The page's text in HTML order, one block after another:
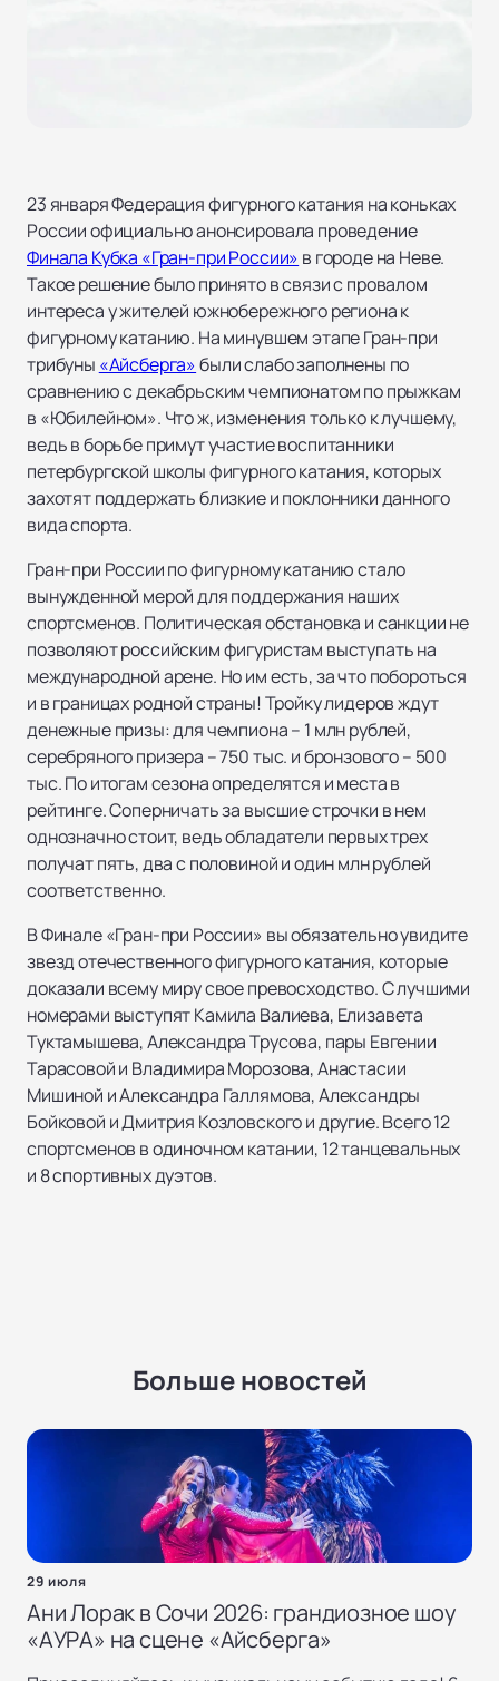
23 января Федерация фигурного катания на коньках
России официально анонсировала проведение
Финала Кубка «Гран-при России» в городе на Неве.
Такое решение было принято в связи с провалом
интереса у жителей южнобережного региона к
фигурному катанию. На минувшем этапе Гран-при
трибуны «Айсберга»были слабо заполнены по
сравнению с декабрьским чемпионатом по прыжкам
в «Юбилейном». Что ж, изменения только к лучшему,
ведь в борьбе примут участие воспитанники
петербургской школы фигурного катания, которых
захотят поддержать близкие и поклонники данного
вида спорта.
Гран-при России по фигурному катанию стало
вынужденной мерой для поддержания наших
спортсменов. Политическая обстановка и санкции не
позволяют российским фигуристам выступать на
международной арене. Но им есть, за что побороться
и в границах родной страны! Тройку лидеров ждут
денежные призы: для чемпиона – 1 млн рублей,
серебряного призера – 750 тыс. и бронзового – 500
тыс. По итогам сезона определятся и места в
рейтинге. Соперничать за высшие строчки в нем
однозначно стоит, ведь обладатели первых трех
получат пять, два с половиной и один млн рублей
соответственно.
В Финале «Гран-при России» вы обязательно увидите
звезд отечественного фигурного катания, которые
доказали всему миру свое превосходство. С лучшими
номерами выступят Камила Валиева, Елизавета
Туктамышева, Александра Трусова, пары Евгении
Тарасовой и Владимира Морозова, Анастасии
Мишиной и Александра Галлямова, Александры
Бойковой и Дмитрия Козловского и другие. Всего 12
спортсменов в одиночном катании, 12 танцевальных
и 8 спортивных дуэтов.
Больше новостей
29 июля
Ани Лорак в Сочи 2026: грандиозное шоу
«AУРА» на сцене «Айсберга»